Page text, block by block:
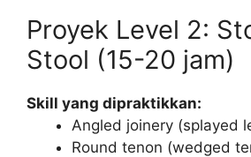
Proyek Level 2:
Stool (15-20 jam)
Skill yang dipraktikkan:
Angled joinery (splayed
Round tenon (wedged